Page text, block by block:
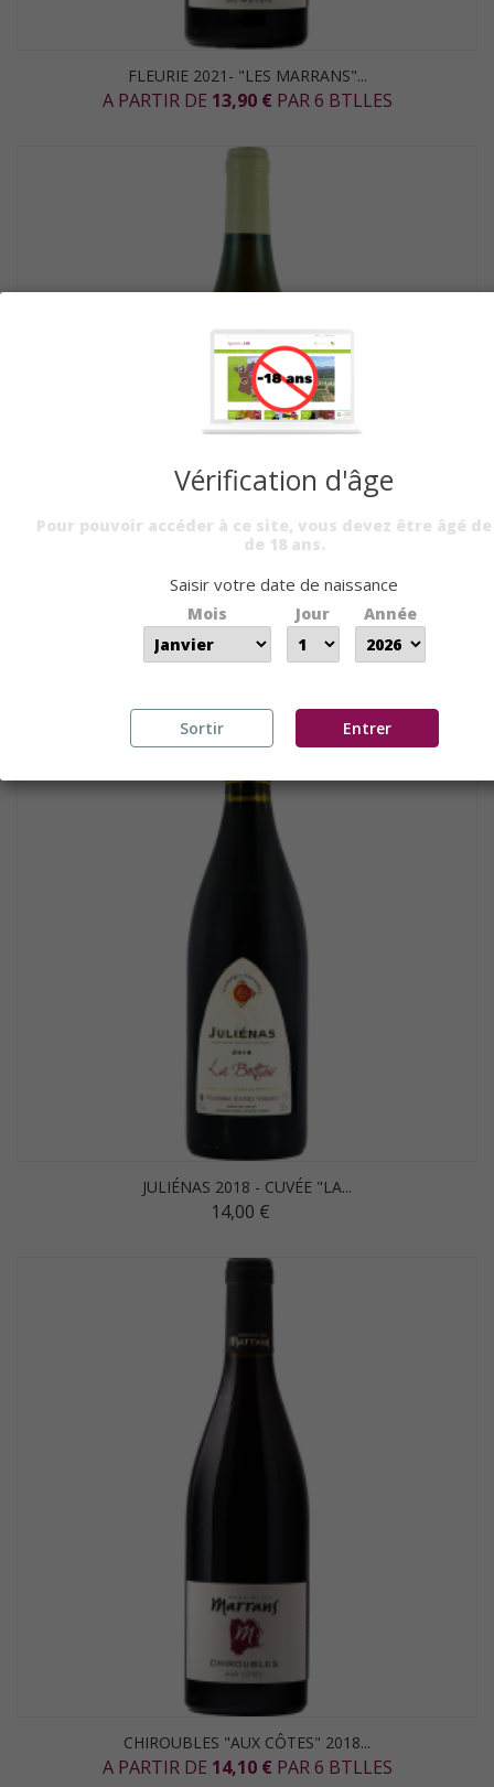
FLEURIE 2021- "LES MARRANS"...
A PARTIR DE 13,90 € PAR 6 BTLLES
BEAUJOLAIS BLANC 2021 -...
JULIÉNAS 2018 - CUVÉE "LA...
14,00 €
CHIROUBLES "AUX CÔTES" 2018...
A PARTIR DE 14,10 € PAR 6 BTLLES
Vérification d'âge
Pour pouvoir accéder à ce site, vous devez être âgé
de 18 ans.
Saisir votre date de naissance
Mois Jour Année
Sortir Entrer